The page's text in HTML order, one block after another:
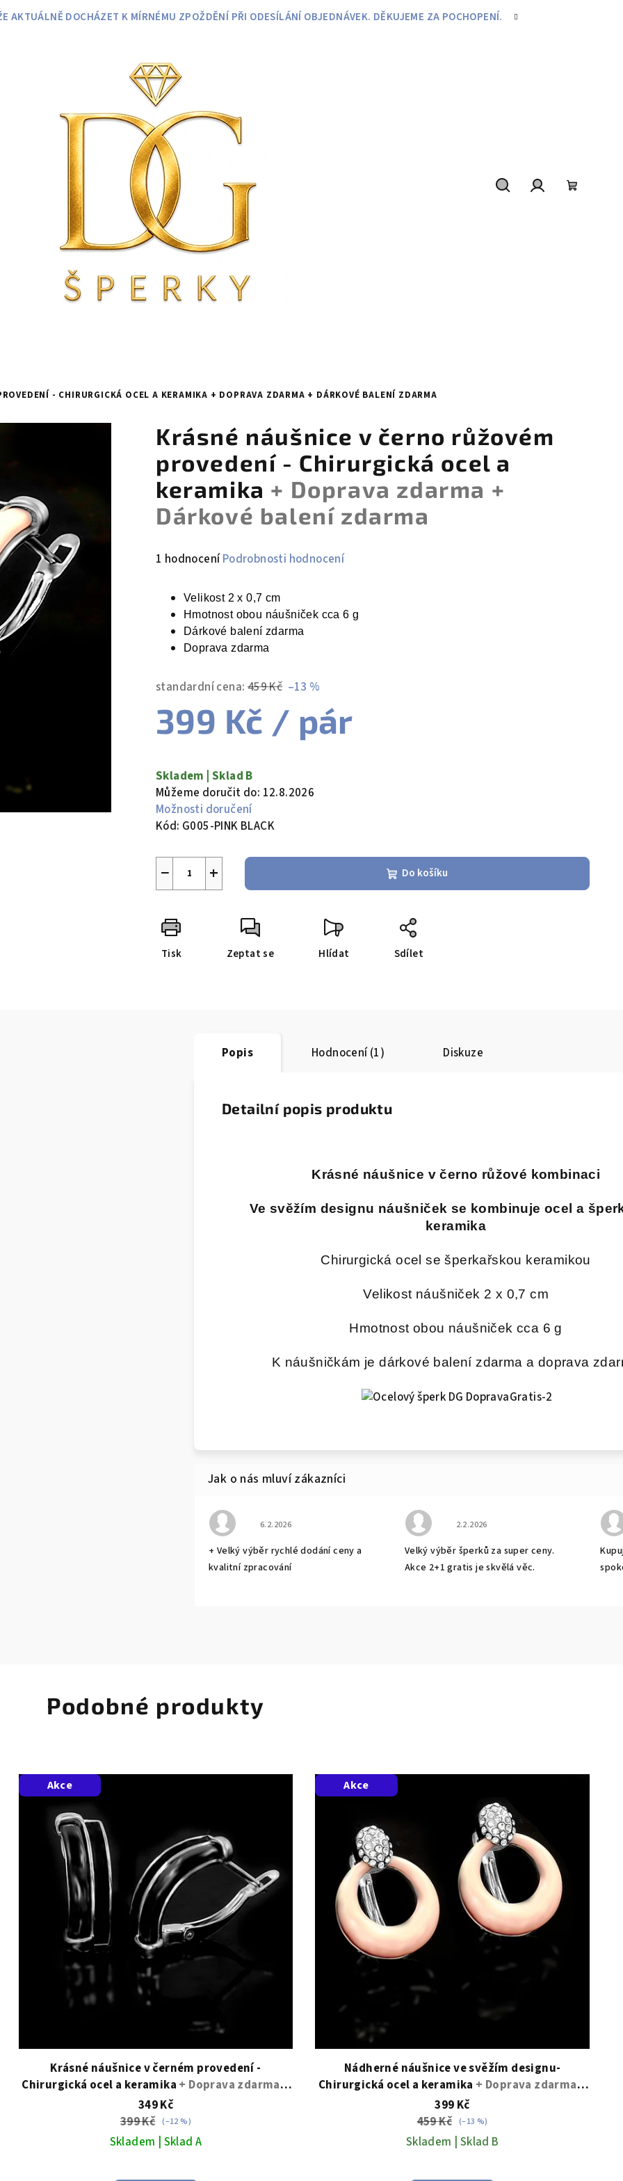
AKTUÁLNĚ DOCHÁZET K MÍRNÉMU ZPOŽDĚNÍ PŘI ODESÍLÁNÍ OBJEDNÁVEK. DĚKUJEME ZA POCHOPENÍ.
- CHIRURGICKÁ OCEL A KERAMIKA + DOPRAVA ZDARMA + DÁRKOVÉ BALENÍ ZDARMA
Krásné náušnice v černo růžovém
provedení - Chirurgická ocel a
keramika + Doprava zdarma +
Dárkové balení zdarma
Průměrné
produktu
5,0
1 hodnoceníPodrobnosti hodnocení
Velikost 2 x 0,7 cm
Hmotnost obou náušniček cca 6 g
Dárkové balení zdarma
Doprava zdarma
standardní cena: 459 Kč –13 %
399 Kč / pár
cena:
Skladem | Sklad B
Můžeme doručit do: 12.8.2026
Možnosti doručení
Kód: G005-PINK BLACK
+
− Do košíku
Tisk Zeptat se Hlídat Sdílet
Popis Hodnocení (1) Diskuze
Detailní popis produktu
Krásné náušnice v černo růžové kombinaci
Ve svěžím designu náušniček se kombinuje ocel a
keramika
Chirurgická ocel se šperkařskou keramikou
Velikost náušniček 2 x 0,7 cm
Hmotnost obou náušniček cca 6 g
K náušničkám je dárkové balení zdarma a doprava
Hodnocení obchodu je 5 z 5 hvězdiček.
6.2.2026
+ Velký výběr rychlé dodání ceny a
kvalitní zpracování
Hodnocení obchodu je 5 z 5
2.2.2026
Velký výběr šperků za super ceny.
Akce 2+1 gratis je skvělá věc.
Podobné produkty
Akce
Krásné náušnice v černém provedení -
Chirurgická ocel a keramika + Doprava zdarma +
Dárkové balení zdarma
349 Kč
399 Kč (–12 %)
Skladem | Sklad A
Akce
Nádherné náušnice ve svěžím designu-
Chirurgická ocel a keramika + Doprava zdarma +
Dárkové balení zdarma
399 Kč
459 Kč (–13 %)
Skladem | Sklad B